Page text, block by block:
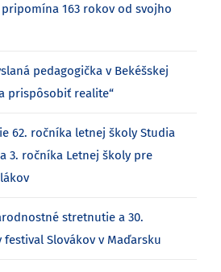
163 rokov od svojho
pedagogička v Bekéšskej
prispôsobiť realite“
62. ročníka letnej školy Studia
3. ročníka Letnej školy pre
stretnutie a 30.
Slovákov v Maďarsku